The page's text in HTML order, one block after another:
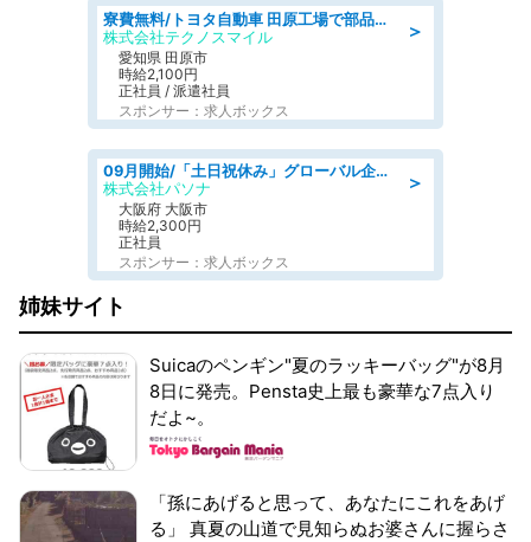
＞
寮費無料/トヨタ自動車 田原工場で部品の組立製造/tutumi
株式会社テクノスマイル
愛知県 田原市
時給2,100円
正社員 / 派遣社員
スポンサー：求人ボックス
＞
09月開始/「土日祝休み」グローバル企業での産業保健のお仕事/保健師/高時給/残業なし/服装自由
株式会社パソナ
大阪府 大阪市
時給2,300円
正社員
スポンサー：求人ボックス
姉妹サイト
Suicaのペンギン"夏のラッキーバッグ"が8月
8日に発売。Pensta史上最も豪華な7点入り
だよ~。
「孫にあげると思って、あなたにこれをあげ
る」 真夏の山道で見知らぬお婆さんに握らさ